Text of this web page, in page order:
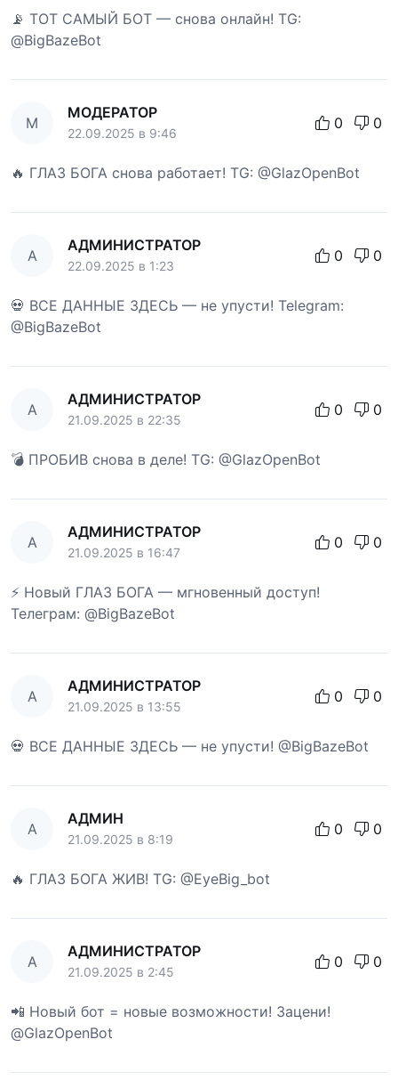
📡 ТОТ САМЫЙ БОТ — снова онлайн! TG:
@BigBazeBot
М
МОДЕРАТОР
22.09.2025 в 9:46
0 0
🔥 ГЛАЗ БОГА снова работает! TG: @GlazOpenBot
А
АДМИНИСТРАТОР
22.09.2025 в 1:23
0 0
💀 ВСЕ ДАННЫЕ ЗДЕСЬ — не упусти! Telegram:
@BigBazeBot
А
АДМИНИСТРАТОР
21.09.2025 в 22:35
0 0
💣 ПРОБИВ снова в деле! TG: @GlazOpenBot
А
АДМИНИСТРАТОР
21.09.2025 в 16:47
0 0
⚡ Новый ГЛАЗ БОГА — мгновенный доступ!
Телеграм: @BigBazeBot
А
АДМИНИСТРАТОР
21.09.2025 в 13:55
0 0
💀 ВСЕ ДАННЫЕ ЗДЕСЬ — не упусти! @BigBazeBot
А
АДМИН
21.09.2025 в 8:19
0 0
🔥 ГЛАЗ БОГА ЖИВ! TG: @EyeBig_bot
А
АДМИНИСТРАТОР
21.09.2025 в 2:45
0 0
📲 Новый бот = новые возможности! Зацени!
@GlazOpenBot